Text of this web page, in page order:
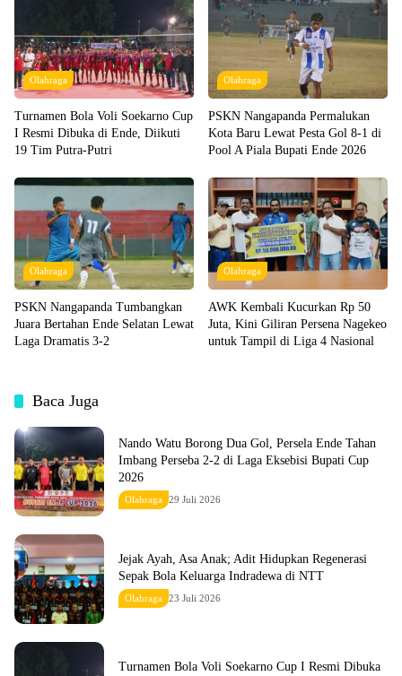
Olahraga
Turnamen Bola Voli Soekarno Cup
I Resmi Dibuka di Ende, Diikuti
19 Tim Putra-Putri
Olahraga
PSKN Nangapanda Permalukan
Kota Baru Lewat Pesta Gol 8-1 di
Pool A Piala Bupati Ende 2026
Olahraga
PSKN Nangapanda Tumbangkan
Juara Bertahan Ende Selatan Lewat
Laga Dramatis 3-2
Olahraga
AWK Kembali Kucurkan Rp 50
Juta, Kini Giliran Persena Nagekeo
untuk Tampil di Liga 4 Nasional
Baca Juga
Nando Watu Borong Dua Gol, Persela Ende Tahan
Imbang Perseba 2-2 di Laga Eksebisi Bupati Cup
2026
Olahraga 29 Juli 2026
Jejak Ayah, Asa Anak; Adit Hidupkan Regenerasi
Sepak Bola Keluarga Indradewa di NTT
Olahraga 23 Juli 2026
Turnamen Bola Voli Soekarno Cup I Resmi Dibuka